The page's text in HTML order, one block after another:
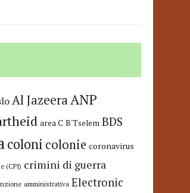
Al JazeeraANP
area C B'Tselem BDS
coloni colonie coronavirus
(CPI) crimini di guerra
amministrativa Electronic